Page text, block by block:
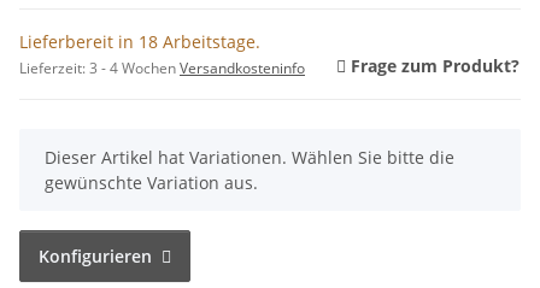
Lieferbereit in 18 Arbeitstage.
Lieferzeit:3 - 4 WochenVersandkosteninfo Frage zum Produkt?
x
Dieser Artikel hat Variationen. Wählen Sie bitte die
gewünschte Variation aus.
Konfigurieren